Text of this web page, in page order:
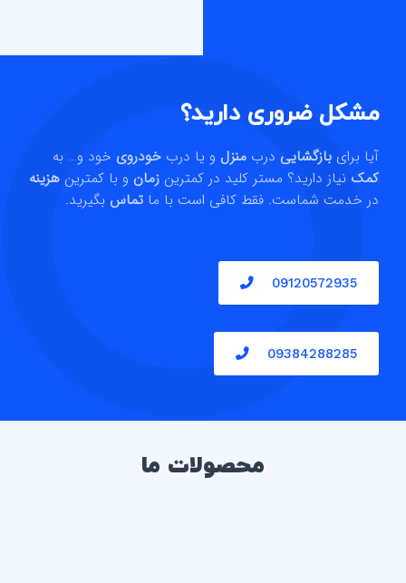
مشکل ضروری دارید؟
آیا برای بازگشایی درب منزل و یا درب خودروی خود و… به
کمک نیاز دارید؟ مستر کلید در کمترین زمان و با کمترین هزینه
در خدمت شماست. فقط کافی است با ما تماس بگیرید.
09120572935
09384288285
محصولات ما